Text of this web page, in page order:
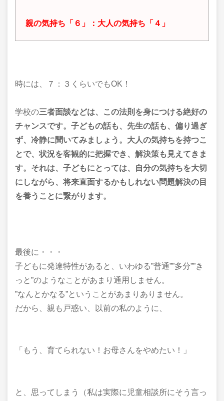
親の気持ち「６」：大人の気持ち「４」
時には、７：３くらいでもOK！
学校の三者面談などは、この法則を身につける絶好の
チャンスです。子どもの話も、先生の話も、 偏り過ぎ
ず、冷静に聞いてみましょう。大人の気持ちを持つこ
とで、状況を客観的に把握でき、解決策も見えてきま
す。それは、子どもにとっては、自分の気持ちを大切
にしながら、将来直面するかもしれない問題解決の目
を養うことに繋がります。
最後に・・・
子どもに発達特性があると、いわゆる”普通””多分””き
っと”のようなことがあまり通用しません。
”なんとかなる”ということがあまりありません。
だから、親も戸惑い、以前の私のように、
「もう、育てられない！お母さんをやめたい！」
と、思ってしまう（私は実際に児童相談所にそう言っ